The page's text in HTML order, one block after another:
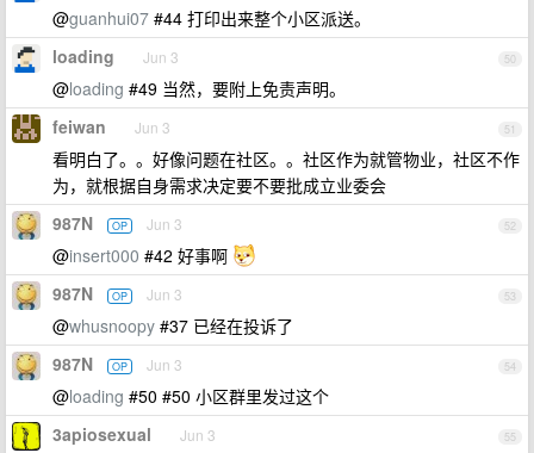
@guanhui07 #44 打印出来整个小区派送。
50
loading Jun 3
@loading #49 当然，要附上免责声明。
51
feiwan Jun 3
看明白了。。好像问题在社区。。社区作为就管物业，社区不作
为，就根据自身需求决定要不要批成立业委会
52
987N OP Jun 3
@insert000 #42 好事啊
53
987N OP Jun 3
@whusnoopy #37 已经在投诉了
54
987N OP Jun 3
@loading #50 #50 小区群里发过这个
55
3apiosexual Jun 3